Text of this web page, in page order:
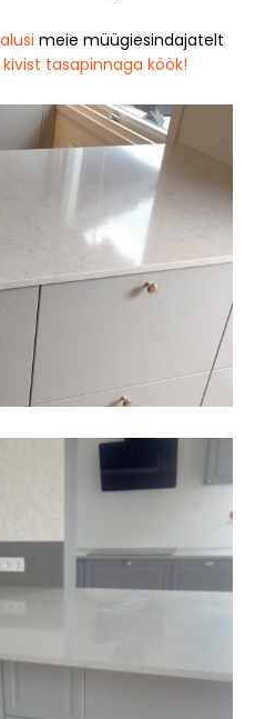
meie müügiesindajatelt
tasapinnaga köök!